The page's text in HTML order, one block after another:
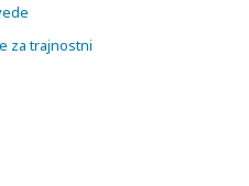
za trajnostni